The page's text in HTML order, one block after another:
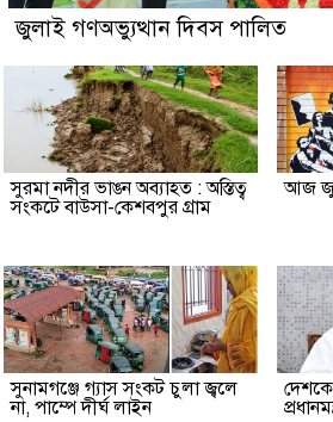
জুলাই গণঅভ্যুত্থান দিবস পালিত
সুরমা নদীর ভাঙন অব্যাহত : অস্তিত্ব
সংকটে বাউসা-কেশবপুর গ্রাম
আজ
সুনামগঞ্জে গ্যাস সংকট চুলা জ্বলে
না, পাম্পে দীর্ঘ লাইন